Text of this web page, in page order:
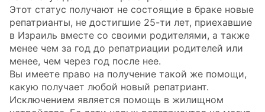
Этот статус получают не состоящие в браке новые
репатрианты, не достигшие 25-ти лет, приехавшие
в Израиль вместе со своими родителями, а также
менее чем за год до репатриации родителей или
менее, чем через год после нее.
Вы имеете право на получение такой же помощи,
какую получает любой новый репатриант.
Исключением является помощь в жилищном